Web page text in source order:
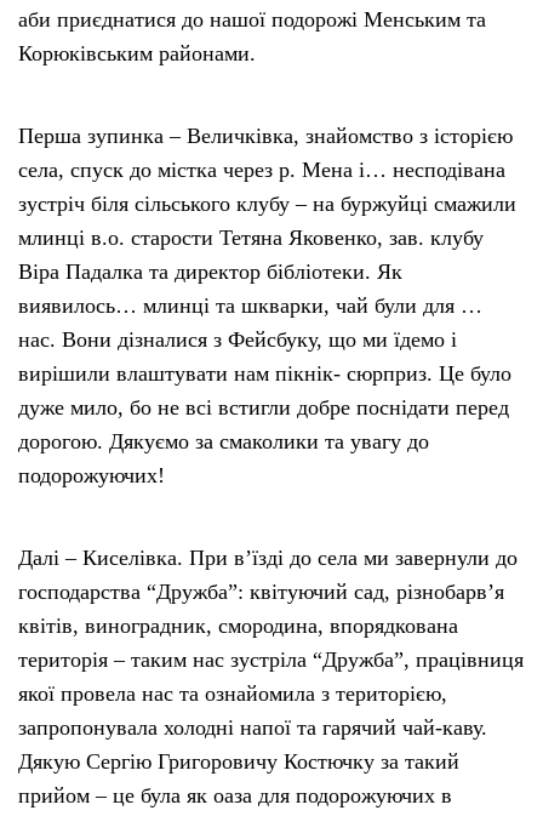
аби приєднатися до нашої подорожі Менським та
Корюківським районами.
Перша зупинка – Величківка, знайомство з історією
села, спуск до містка через р. Мена і… несподівана
зустріч біля сільського клубу – на буржуйці смажили
млинці в.о. старости Тетяна Яковенко, зав. клубу
Віра Падалка та директор бібліотеки. Як
виявилось… млинці та шкварки, чай були для …
нас. Вони дізналися з Фейсбуку, що ми їдемо і
вирішили влаштувати нам пікнік- сюрприз. Це було
дуже мило, бо не всі встигли добре поснідати перед
дорогою. Дякуємо за смаколики та увагу до
подорожуючих!
Далі – Киселівка. При в’їзді до села ми завернули до
господарства “Дружба”: квітуючий сад, різнобарв’я
квітів, виноградник, смородина, впорядкована
територія – таким нас зустріла “Дружба”, працівниця
якої провела нас та ознайомила з територією,
запропонувала холодні напої та гарячий чай-каву.
Дякую Сергію Григоровичу Костючку за такий
прийом – це була як оаза для подорожуючих в